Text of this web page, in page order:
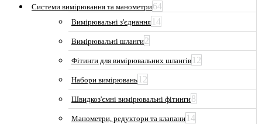
Системи вимірювання та манометри64
Вимірювальні з'єднання 14
Вимірювальні шланги2
Фітинги для вимірювальних шлангів 12
Набори вимірювань 12
Швидкоз'ємні вимірювальні фітинги8
Манометри, редуктори та клапани 14